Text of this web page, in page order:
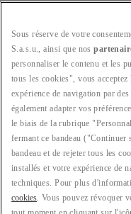
LEGAL/PRIVACY
PAYS : FR
LANGUE : FRANÇAIS
Sous réserve de votre
S.a.s.u., ainsi que nos
personnaliser le contenu et les
tous les cookies", vous
expérience de navigation par
également adapter vos
le biais de la rubrique
fermant ce bandeau ("Continuer
bandeau et de rejeter tous les
installés et votre expérience de
techniques. Pour plus
cookies. Vous pouvez révoquer